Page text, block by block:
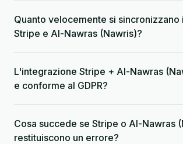
Quanto velocemente si sincronizzano
Stripe e Al-Nawras (Nawris)?
L'integrazione Stripe + Al-Nawras
e conforme al GDPR?
Cosa succede se Stripe o Al-Nawras
restituiscono un errore?